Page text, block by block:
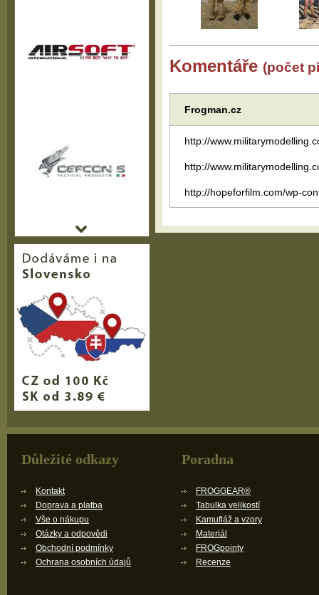
Komentáře (počet
Frogman.cz
http://
http://
http://hopeforfilm.com/wp-
Důležité odkazy
Kontakt
Doprava a platba
Vše o nákupu
Otázky a odpovědi
Obchodní podmínky
Ochrana osobních údajů
Poradna
FROGGEAR®
Tabulka velikostí
Kamufláž a vzory
Materiál
FROGpointy
Recenze